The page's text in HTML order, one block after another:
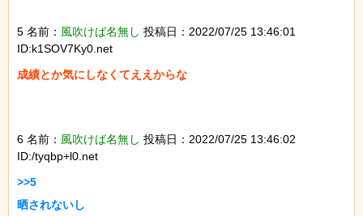
5 名前： 風吹けば名無し 投稿日：2022/07/25 13:46:01
ID:k1SOV7Ky0.net
成績とか気にしなくてええからな
6 名前： 風吹けば名無し 投稿日：2022/07/25 13:46:02
ID:/tyqbp+l0.net
>>5
晒されないし